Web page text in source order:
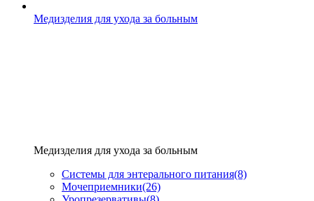
Медизделия для ухода за больным
Медизделия для ухода за больным
Системы для энтерального питания(8)
Мочеприемники(26)